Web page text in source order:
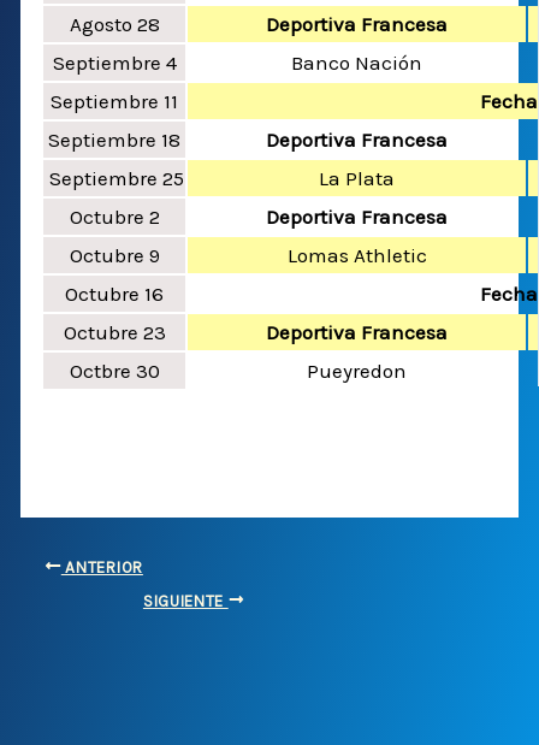
Agosto 28
Deportiva Francesa
Septiembre 4
Banco Nación
Septiembre 11
Septiembre 18
Deportiva Francesa
Septiembre 25
La Plata
Octubre 2
Deportiva Francesa
Octubre 9
Lomas Athletic
Octubre 16
Octubre 23
Deportiva Francesa
Octbre 30
Pueyredon
ANTERIOR
SIGUIENTE